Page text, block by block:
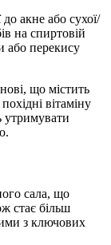
акне або сухої/
на спиртовій
або перекису
що містить
вітаміну
сала, що
стає більш
з ключових